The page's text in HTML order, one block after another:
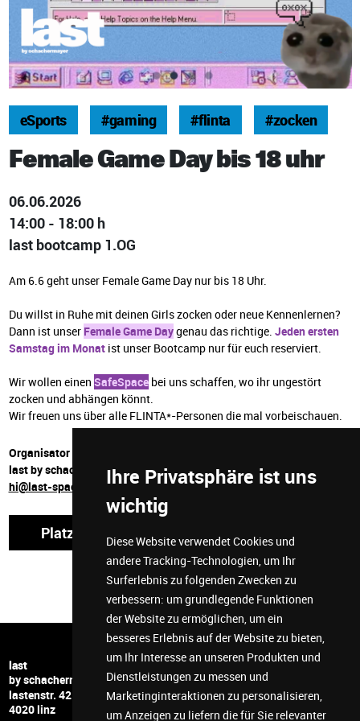
Ihre Privatsphäre ist uns
wichtig
Diese Website verwendet Cookies und
andere Tracking-Technologien, um Ihr
Surferlebnis zu folgenden Zwecken zu
verbessern: um grundlegende Funktionen
der Website zu ermöglichen, um ein
besseres Erlebnis auf der Website zu bieten,
um Ihr Interesse an unseren Produkten und
Dienstleistungen zu messen und
Marketinginteraktionen zu personalisieren,
um Anzeigen zu liefern die für Sie relevanter
eSports #gaming #flinta #zocken
Female Game Day bis 18 uhr
06.06.2026
14:00 - 18:00 h
last bootcamp 1.OG
Am 6.6 geht unser Female Game Day nur bis 18 Uhr.
Du willst in Ruhe mit deinen Girls zocken oder neue Kennenlernen?
Dann ist unser Female Game Daygenau das richtige. Jeden ersten
Samstag im Monatist unser Bootcamp nur für euch reserviert.
Wir wollen einen SafeSpace bei uns schaffen, wo ihr ungestört
zocken und abhängen könnt.
Wir freuen uns über alle FLINTA*-Personen die mal vorbeischauen.
Organisator
last by schachermayer
hi@last-space.at
Platz reservieren
last
by schachermayer
lastenstr. 42
4020 linz
+43 732 6599 5278
hi@last-space.at
facebook
instagram